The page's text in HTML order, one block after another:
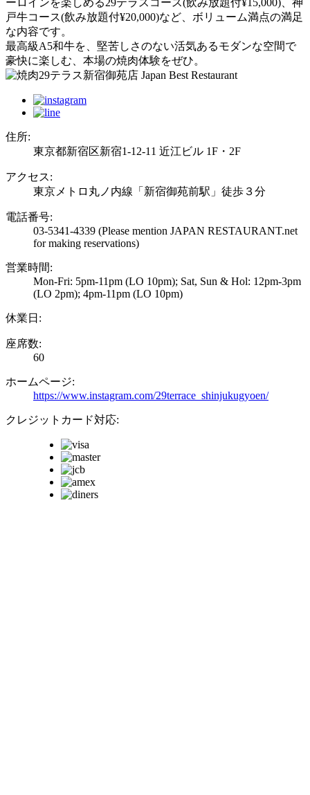
ーロインを楽しめる29テラスコース(飲み放題付¥15,000)、神
戸牛コース(飲み放題付¥20,000)など、ボリューム満点の満足
な内容です。
最高級A5和牛を、堅苦しさのない活気あるモダンな空間で
豪快に楽しむ、本場の焼肉体験をぜひ。
住所:
東京都新宿区新宿1-12-11 近江ビル 1F・2F
アクセス:
東京メトロ丸ノ内線「新宿御苑前駅」徒歩３分
電話番号:
03-5341-4339 (Please mention JAPAN RESTAURANT.net
for making reservations)
営業時間:
Mon-Fri: 5pm-11pm (LO 10pm); Sat, Sun & Hol: 12pm-3pm
(LO 2pm); 4pm-11pm (LO 10pm)
休業日:
座席数:
60
ホームページ:
https://www.instagram.com/29terrace_shinjukugyoen/
クレジットカード対応: